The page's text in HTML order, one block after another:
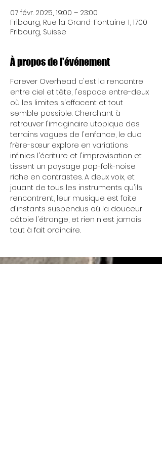
07 févr. 2025, 19:00 – 23:00
Fribourg, Rue la Grand-Fontaine 1, 1700
Fribourg, Suisse
À propos de l'événement
Forever Overhead c'est la rencontre
entre ciel et tête, l'espace entre-deux
où les limites s'effacent et tout
semble possible. Cherchant à
retrouver l'imaginaire utopique des
terrains vagues de l'enfance, le duo
frère-sœur explore en variations
infinies l'écriture et l'improvisation et
tissent un paysage pop-folk-noise
riche en contrastes. A deux voix, et
jouant de tous les instruments qu'ils
rencontrent, leur musique est faite
d'instants suspendus où la douceur
côtoie l'étrange, et rien n'est jamais
tout à fait ordinaire.